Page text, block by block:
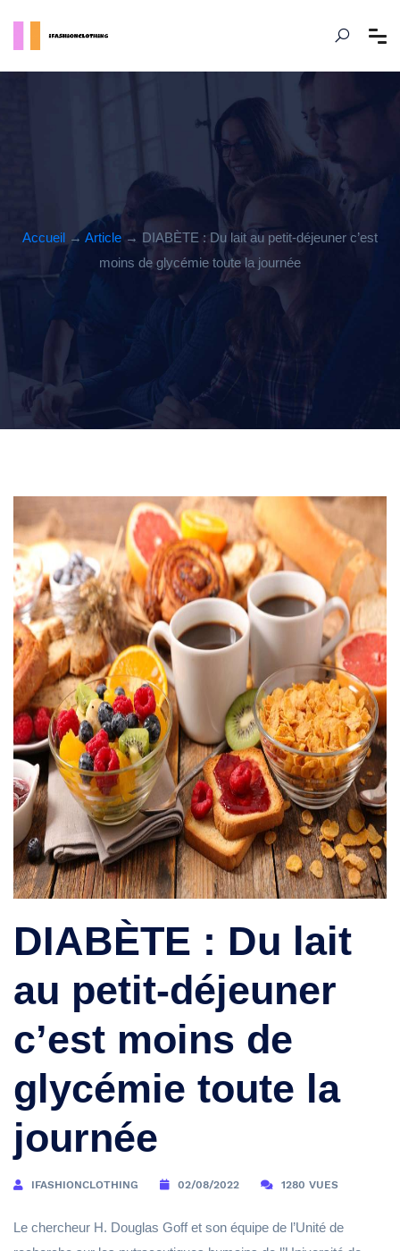
Accueil → Article → DIABÈTE : Du lait au petit-déjeuner c’est
moins de glycémie toute la journée
DIABÈTE : Du lait
au petit-déjeuner
c’est moins de
glycémie toute la
journée
IFASHIONCLOTHING 02/08/2022 1280 VUES
Le chercheur H. Douglas Goff et son équipe de l’Unité de